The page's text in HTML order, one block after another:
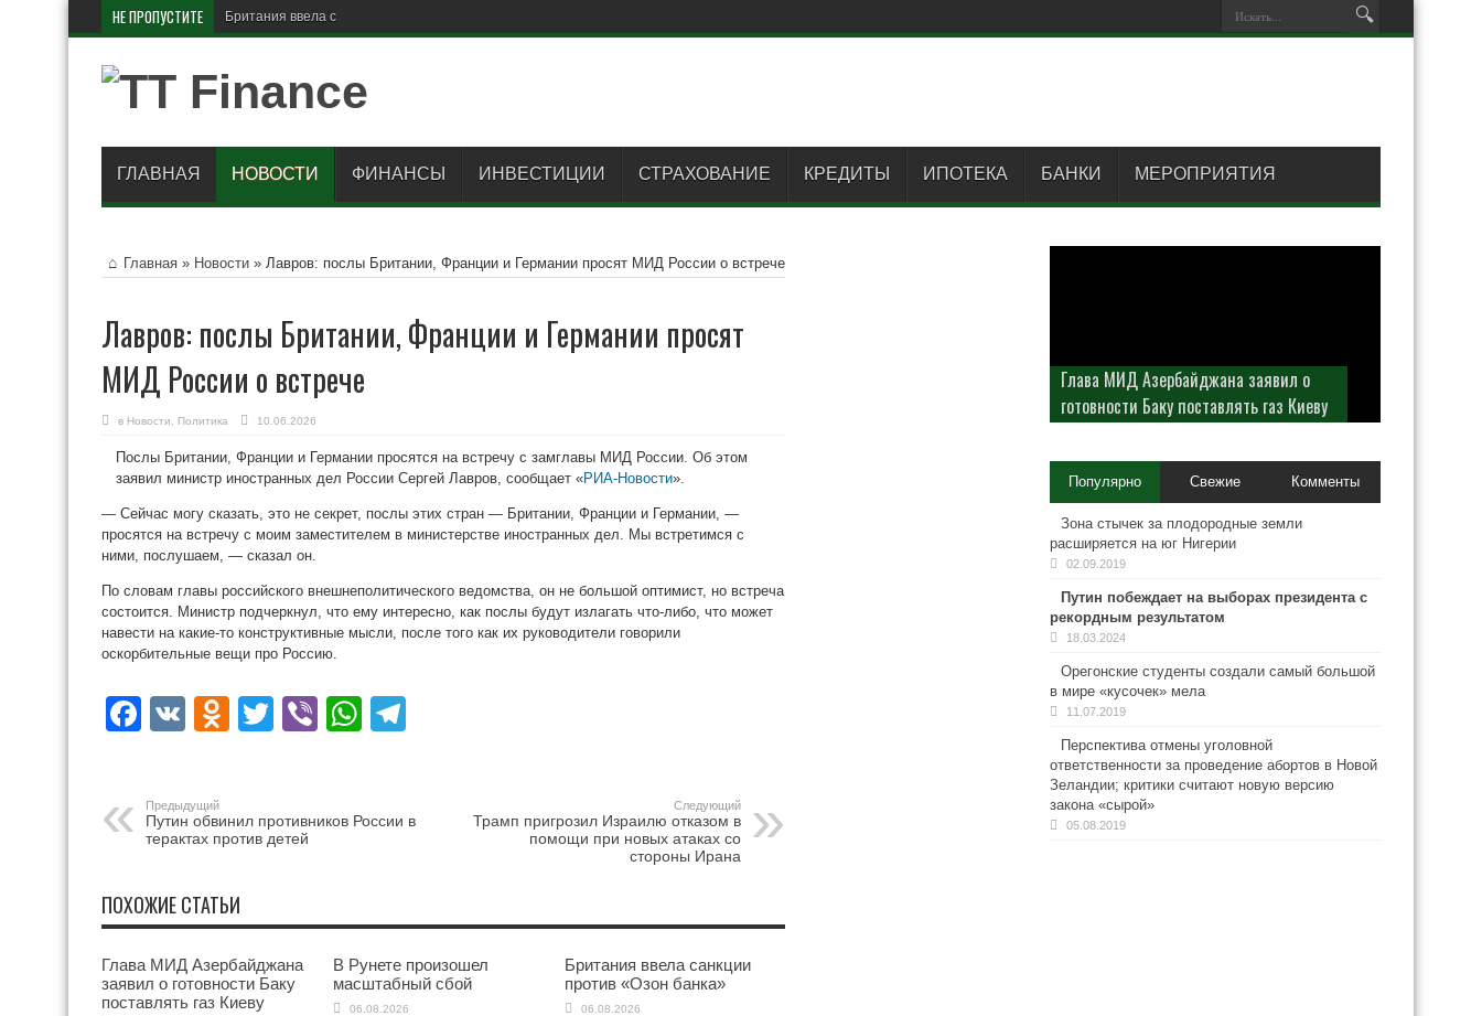
НЕ ПРОПУСТИТЕ Британия ввела санкции против
ГЛАВНАЯ НОВОСТИ ФИНАНСЫ ИНВЕСТИЦИИ СТРАХОВАНИЕ КРЕДИТЫ ИПОТЕКА БАНКИ МЕРОПРИЯТИЯ
Главная » Новости » Лавров: послы Британии, Франции и Германии просят МИД России о встрече
Лавров: послы Британии, Франции и Германии просят
МИД России о встрече
в Новости Политика 10.06.2026
Послы Британии, Франции и Германии просятся на встречу с замглавы МИД России. Об этом
заявил министр иностранных дел России Сергей Лавров, сообщает «РИА-Новости».
— Сейчас могу сказать, это не секрет, послы этих стран — Британии, Франции и Германии, —
просятся на встречу с моим заместителем в министерстве иностранных дел. Мы встретимся с
ними, послушаем, — сказал он.
По словам главы российского внешнеполитического ведомства, он не большой оптимист, но встреча
состоится. Министр подчеркнул, что ему интересно, как послы будут излагать что-либо, что может
навести на какие-то конструктивные мысли, после того как их руководители говорили
оскорбительные вещи про Россию.
Facebook
VK Odnoklassniki
Twitter
ViberWhatsApp
Предыдущий
Путин обвинил противников России в
терактах против детей
Следующий
Трамп пригрозил Израилю отказом в
помощи при новых атаках со
стороны Ирана
ПОХОЖИЕ СТАТЬИ
Глава МИД Азербайджана
заявил о готовности Баку
поставлять газ Киеву
В Рунете произошел
масштабный сбой
06.08.2026
Британия ввела санкции
против «Озон банка»
06.08.2026
Глава МИД Азербайджана заявил о
готовности Баку поставлять газ Киеву
Популярно Свежие Комменты
Зона стычек за плодородные земли
расширяется на юг Нигерии
02.09.2019
Путин побеждает на выборах президента с
рекордным результатом
18.03.2024
Орегонские студенты создали самый большой
в мире «кусочек» мела
11.07.2019
Перспектива отмены уголовной
ответственности за проведение абортов в Новой
Зеландии; критики считают новую версию
закона «сырой»
05.08.2019